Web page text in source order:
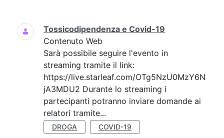
Ricerca
Tossicodipendenza e Covid-19
Contenuto Web
Sarà possibile seguire l'evento in
streaming tramite il link:
https://live.starleaf.com/OTg5NzU0MzY6N
jA3MDU2 Durante lo streaming i
partecipanti potranno inviare domande ai
relatori tramite...
DROGA COVID-19